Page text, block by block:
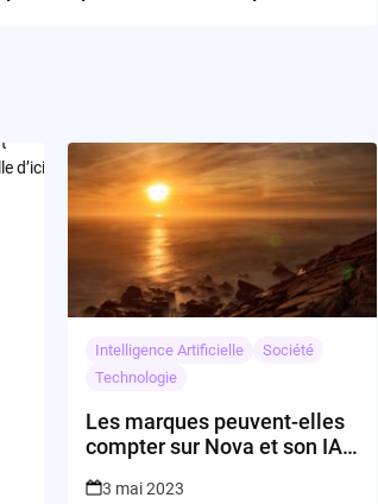
Intelligence Artificielle
Société
Technologie
Les marques peuvent-elles
compter sur Nova et son IA
3 mai 2023